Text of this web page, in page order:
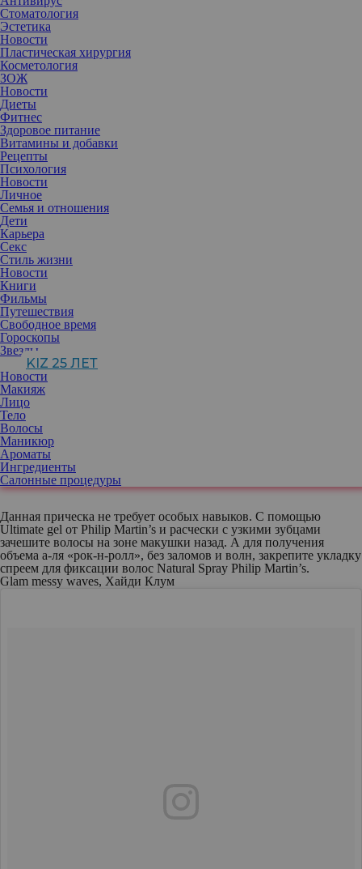
Стоматология
Эстетика
Новости
Пластическая хирургия
Косметология
ЗОЖ
Новости
Диеты
Фитнес
Здоровое питание
Витамины и добавки
Рецепты
Психология
Новости
Личное
Семья и отношения
Дети
Карьера
Секс
Стиль жизни
Новости
Книги
Фильмы
Путешествия
Свободное время
Гороскопы
Звезды
KIZ 25 ЛЕТ
Новости
Макияж
Лицо
Тело
Волосы
Маникюр
Ароматы
Ингредиенты
Салонные процедуры
Публикация от Abir Ellakkis, MD (@abirellakkis)
Данная прическа не требует особых навыков. С помощью
Ultimate gel от Philip Martin’s и расчески с узкими зубцами
зачешите волосы на зоне макушки назад. А для получения
объема а-ля «рок-н-ролл», без заломов и волн, закрепите укладку
спреем для фиксации волос Natural Spray Philip Martin’s.
Glam messy waves, Хайди Клум